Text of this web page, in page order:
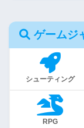
ゲームジ
シューティング
RPG